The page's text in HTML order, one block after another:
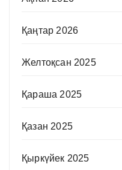
Қаңтар 2026
Желтоқсан 2025
Қараша 2025
Қазан 2025
Қыркүйек 2025